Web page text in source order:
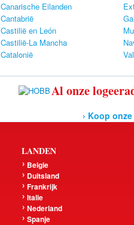
Canarische Eilanden
Cantabrië
Castilië en León
Castilië-La Mancha
Catalonië
Al onze
› Koop
LANDEN
Belgie
Duitsland
Frankrijk
Italie
Nederland
Spanje